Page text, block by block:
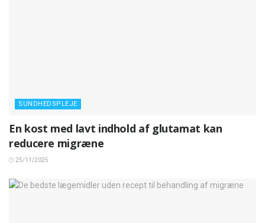
SUNDHEDSPLEJE
En kost med lavt indhold af glutamat kan
reducere migræne
25/11/2025